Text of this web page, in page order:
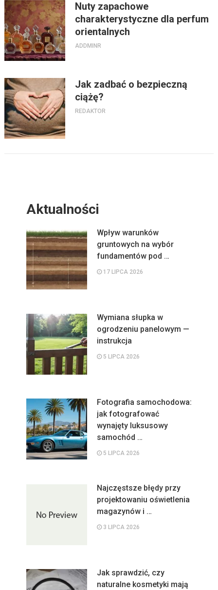
Nuty zapachowe
charakterystyczne dla perfum
orientalnych
ADDMINR
Jak zadbać o bezpieczną
ciążę?
REDAKTOR
Aktualności
Wpływ warunków
gruntowych na wybór
fundamentów pod …
17 LIPCA 2026
Wymiana słupka w
ogrodzeniu panelowym —
instrukcja
5 LIPCA 2026
Fotografia samochodowa:
jak fotografować
wynajęty luksusowy
samochód …
5 LIPCA 2026
Najczęstsze błędy przy
projektowaniu oświetlenia
magazynów i …
3 LIPCA 2026
Jak sprawdzić, czy
naturalne kosmetyki mają